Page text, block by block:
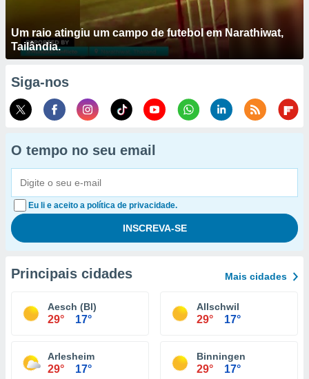
Um raio atingiu um campo de futebol em Narathiwat,
Tailândia.
Siga-nos
O tempo no seu email
Eu li e aceito a política de privacidade.
Principais cidades Mais cidades
Aesch (Bl)
29° 17°
Allschwil
29° 17°
Arlesheim
29° 17°
Binningen
29° 17°